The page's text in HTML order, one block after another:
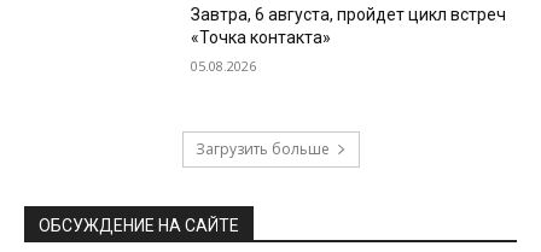
Завтра, 6 августа, пройдет цикл встреч
«Точка контакта»
05.08.2026
Загрузить больше
ОБСУЖДЕНИЕ НА САЙТЕ